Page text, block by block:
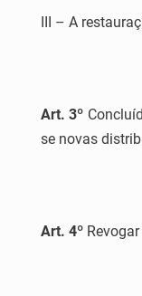
III – A
Art. 3º
se novas
Art. 4º